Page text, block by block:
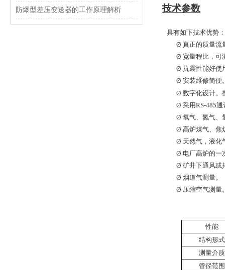
防爆型差压变送器的工作原理解析 技术参数
具有如下技术优势：
Ø 真正的质量流
Ø 宽量程比，可
Ø 抗震性能好使
Ø 安装维修简便
Ø 数字化设计。
Ø 采用RS-485通
Ø 氧气、氮气、
Ø 高炉煤气、焦
Ø 天然气，液化
Ø 电厂高炉的一
Ø 矿井下通风或
Ø 烟道气测量。
Ø 压缩空气测量
性能
结构形式
测量介质
管径范围